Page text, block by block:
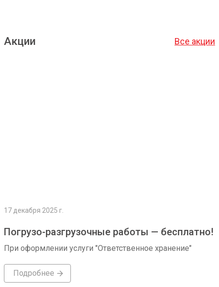
Акции Все акции
17 декабря 2025 г.
Погрузо-разгрузочные работы — бесплатно!
При оформлении услуги "Ответственное хранение"
Подробнее